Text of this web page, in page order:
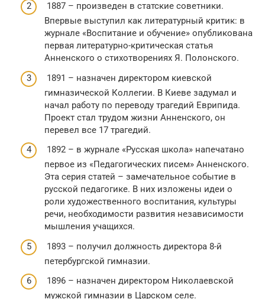
1887 – произведен в статские советники.
Впервые выступил как литературный критик: в
журнале «Воспитание и обучение» опубликована
первая литературно-критическая статья
Анненского о стихотворениях Я. Полонского.
1891 – назначен директором киевской
гимназической Коллегии. В Киеве задумал и
начал работу по переводу трагедий Еврипида.
Проект стал трудом жизни Анненского, он
перевел все 17 трагедий.
1892 – в журнале «Русская школа» напечатано
первое из «Педагогических писем» Анненского.
Эта серия статей – замечательное событие в
русской педагогике. В них изложены идеи о
роли художественного воспитания, культуры
речи, необходимости развития независимости
мышления учащихся.
1893 – получил должность директора 8-й
петербургской гимназии.
1896 – назначен директором Николаевской
мужской гимназии в Царском селе.